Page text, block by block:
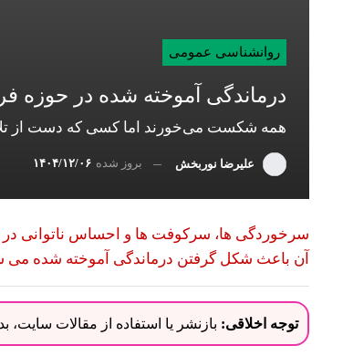
روانشناسی عمومی
درماندگی آموخته شده در حوزه
همه شکست می‌خورند اما کسی که دست از
علیرضا نوربخش بروز شده ۱۴۰۴/۱۲/۰۶
سرخوردگی ها، سرکوفت ها و احساس ناتوانی در
آن باعث شکل گرفتن درماندگی آموخته شده می
توجه اخلاقی: بازنشر یا استفاده از مقالات